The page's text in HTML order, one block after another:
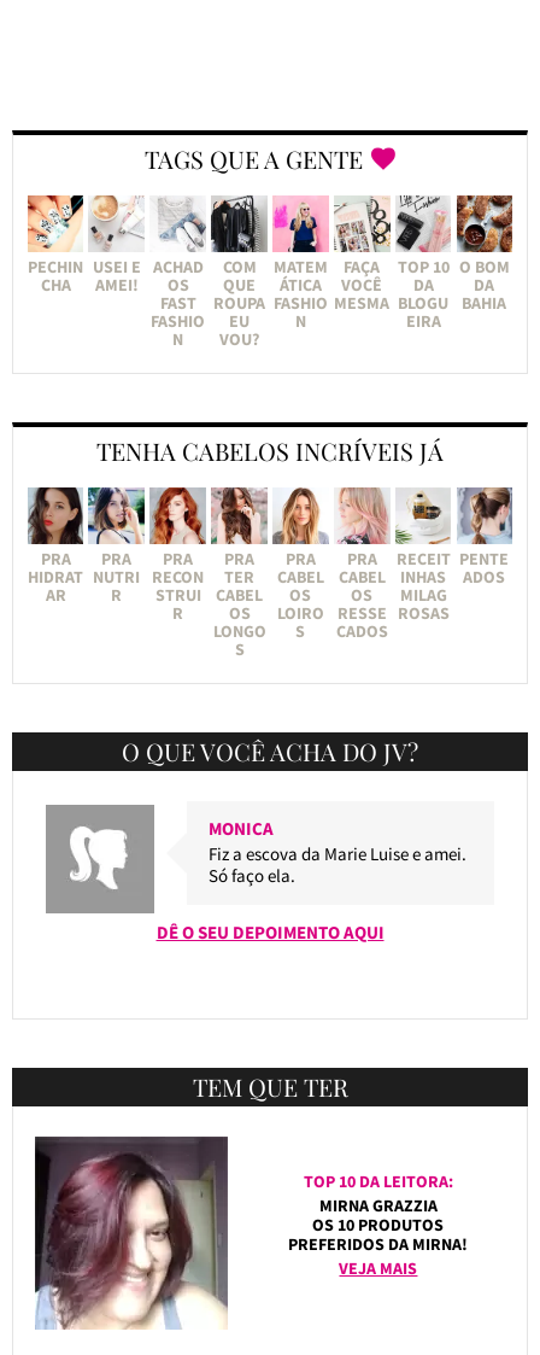
TAGS QUE A GENTE
PECHIN
CHA
USEI E
AMEI!
ACHAD
OS
FAST
FASHIO
N
COM
QUE
ROUPA
EU
VOU?
MATEM
ÁTICA
FASHIO
N
FAÇA
VOCÊ
MESMA
TOP 10
DA
BLOGU
EIRA
O BOM
DA
BAHIA
TENHA CABELOS INCRÍVEIS JÁ
PRA
HIDRAT
AR
PRA
NUTRI
R
PRA
RECON
STRUI
R
PRA
TER
CABEL
OS
LONGO
S
PRA
CABEL
OS
LOIRO
S
PRA
CABEL
OS
RESSE
CADOS
RECEIT
INHAS
MILAG
ROSAS
PENTE
ADOS
O QUE VOCÊ ACHA DO JV?
MONICA
Fiz a escova da Marie Luise e amei.
Só faço ela.
DÊ O SEU DEPOIMENTO AQUI
TEM QUE TER
TOP 10 DA LEITORA:
MIRNA GRAZZIA
OS 10 PRODUTOS
PREFERIDOS DA MIRNA!
VEJA MAIS